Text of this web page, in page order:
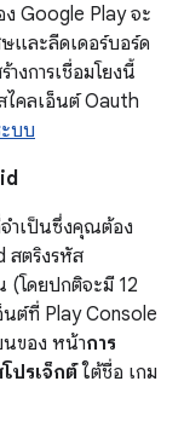
Google Play จะ
ษและลีดเดอร์บอร์ด
งการเชื่อมโยงนี้
ไคลเอ็นต์ Oauth
ะบบ
ำเป็นซึ่งคุณต้อง
สตริงรหัส
(โดยปกติจะมี 12
ต์ที่ Play Console
ของ หน้าการ
ปรเจ็กต์ใต้ชื่อ เกม